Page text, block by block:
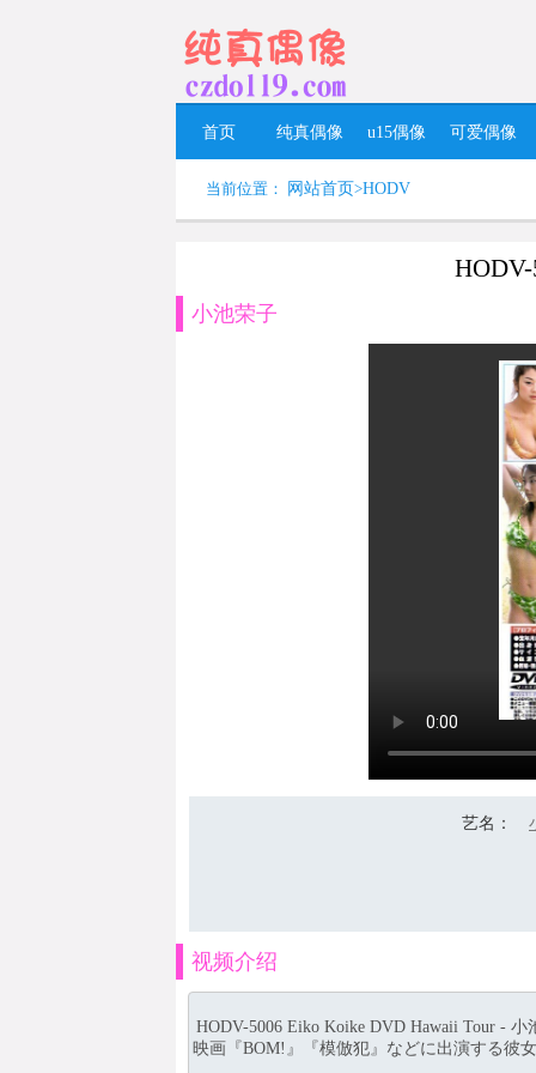
首页 纯真偶像 u15偶像 可爱偶像
当前位置： 网站首页>HODV
小池荣子
艺名 ：
视频介绍
HODV-5006 Eiko Koike DVD Hawaii Tour -
映画『BOM!』『模倣犯』などに出演する